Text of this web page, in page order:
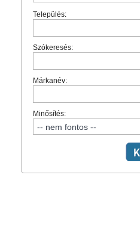
Település:
Szókeresés:
Márkanév:
Minősítés: